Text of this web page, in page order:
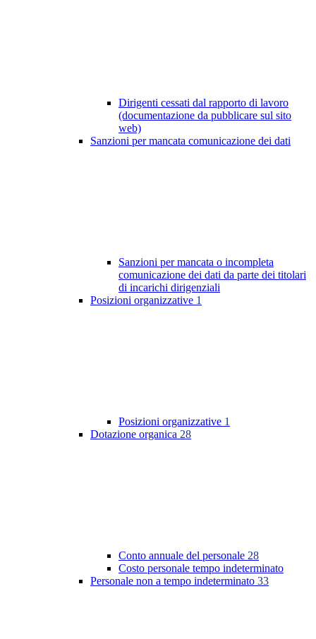
Dirigenti cessati dal rapporto di lavoro
(documentazione da pubblicare sul sito
web)
Sanzioni per mancata comunicazione dei dati
Sanzioni per mancata o incompleta
comunicazione dei dati da parte dei titolari
di incarichi dirigenziali
Posizioni organizzative 1
Posizioni organizzative 1
Dotazione organica 28
Conto annuale del personale 28
Costo personale tempo indeterminato
Personale non a tempo indeterminato 33